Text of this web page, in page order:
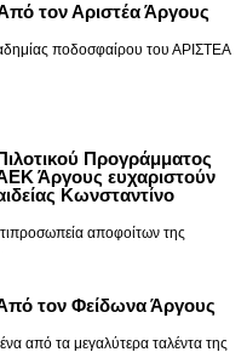
τον Αριστέα Άργους
ποδοσφαίρου του ΑΡΙΣΤΕΑ
Προγράμματος
Άργους ευχαριστούν
Κωνσταντίνο
αποφοίτων της
τον Φείδωνα Άργους
από τα μεγαλύτερα ταλέντα της